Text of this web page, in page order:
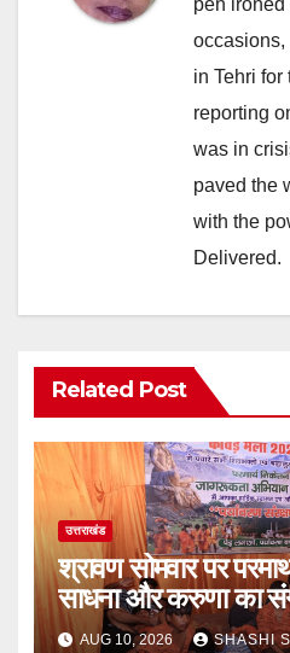
occasions,
in Tehri
reporting
was in
paved the
with the
Delivered.
Related Post
उत्तराखंड
श्रावण सोमवार पर
साधना और करुणा का
AUG 10, 2026 SHASHI